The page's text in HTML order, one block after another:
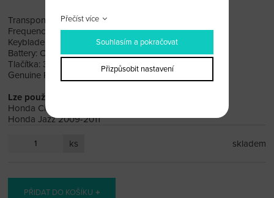
Transponder: ID46 - Pcf7961 (Password Manchester)
Frequence: 433Mhz
Keyblade: HON66
Battery: CR1616
Tlačítka: 3 tlačítka, zamknutí, odemknutí a kufr.
Genuine Part Number: 35111SMG305
Lze použít na Modely:
Honda Civic (2006 - 2011)
Honda Jazz 2009-2011
ks skladem
PŘIDAT DO KOŠÍKU
Přečíst více
Souhlasím a pokračovat
Přizpůsobit nastavení